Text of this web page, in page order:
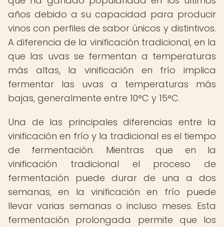
años debido a su capacidad para producir
vinos con perfiles de sabor únicos y distintivos.
A diferencia de la vinificación tradicional, en la
que las uvas se fermentan a temperaturas
más altas, la vinificación en frío implica
fermentar las uvas a temperaturas más
bajas, generalmente entre 10°C y 15°C.
Una de las principales diferencias entre la
vinificación en frío y la tradicional es el tiempo
de fermentación. Mientras que en la
vinificación tradicional el proceso de
fermentación puede durar de una a dos
semanas, en la vinificación en frío puede
llevar varias semanas o incluso meses. Esta
fermentación prolongada permite que los